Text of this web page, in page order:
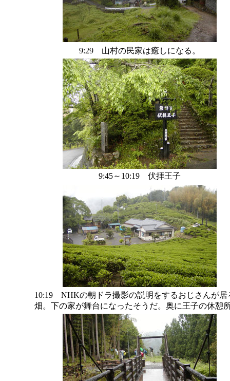
9:29 山村の民家は癒しになる。
9:45～10:19 伏拝王子
10:19 NHKの朝ドラ撮影の説明をするおじさんが居
畑。下の家が舞台になったそうだ。奥に王子の休憩